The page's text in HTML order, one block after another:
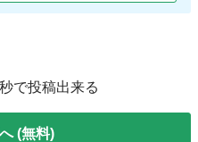
で投稿出来る
(無料)